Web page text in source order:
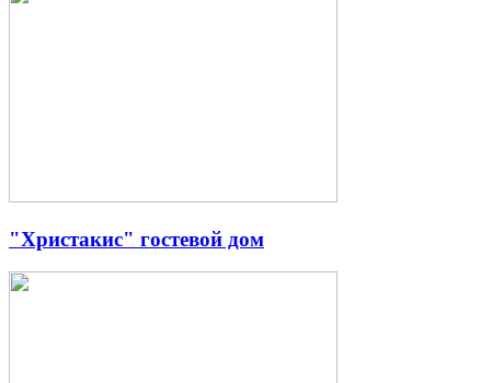
"Христакис" гостевой дом